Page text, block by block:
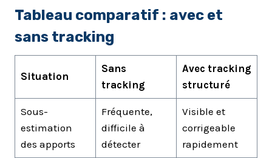
Tableau comparatif : avec et
sans tracking
Situation
Sans
tracking
Avec tracking
structuré
Sous-
estimation
des apports
Fréquente,
difficile à
détecter
Visible et
corrigeable
rapidement